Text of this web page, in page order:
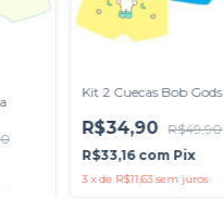
Kit 2 Cuecas Bob Gods
R$34,90 R$49,90
R$33,16 com Pix
3 xde R$11,63 sem juros